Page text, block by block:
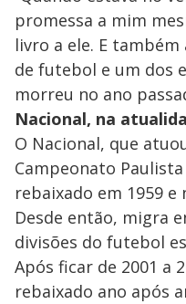
promessa a mim
livro a ele. E
de futebol e um dos
morreu no ano
Nacional, na
O Nacional, que
Campeonato
rebaixado em 1959
Desde então, migra
divisões do futebol
Após ficar de 2001 a
rebaixado ano após